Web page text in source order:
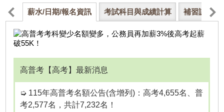
薪水/日期/報名資訊 考試科目與成績計算 補習課程與
高普考【高考】最新消息
➭ 115年高普考名額公告(含增列)：高考4,655名、普
考2,577名，共計7,232名！